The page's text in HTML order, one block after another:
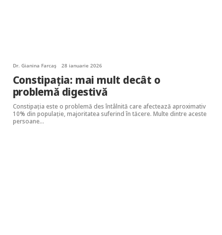
Dr. Gianina Farcaș 28 ianuarie 2026
Constipația: mai mult decât o
problemă digestivă
Constipația este o problemă des întâlnită care afectează aproximativ
10% din populație, majoritatea suferind în tăcere. Multe dintre aceste
persoane…